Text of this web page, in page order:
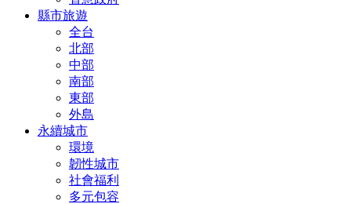
縣市旅遊
全台
北部
中部
南部
東部
外島
永續城市
環境
韌性城市
社會福利
多元包容